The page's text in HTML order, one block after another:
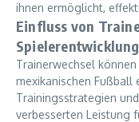
ihnen ermöglicht,
Einfluss von
Spielerentwicklung
Trainerwechsel
mexikanischen Fußball
Trainingsstrategien
verbesserten Leistung